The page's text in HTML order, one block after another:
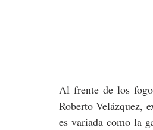
Al frente de los
Roberto Velázquez,
es variada como la